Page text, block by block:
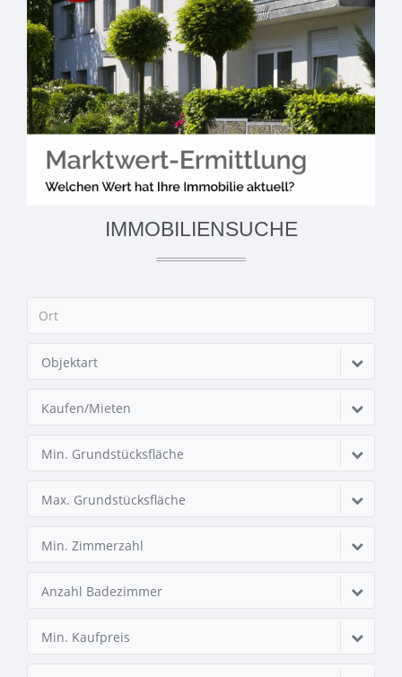
IMMOBILIENSUCHE
Objektart
Kaufen/Mieten
Min. Grundstücksfläche
Max. Grundstücksfläche
Min. Zimmerzahl
Anzahl Badezimmer
Min. Kaufpreis